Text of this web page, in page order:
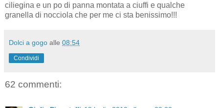
ciliegina e un po di panna montata a ciuffi e qualche
granella di nocciola che per me ci sta benissimo!!!
Dolci a gogo alle 08:54
Condividi
62 commenti: